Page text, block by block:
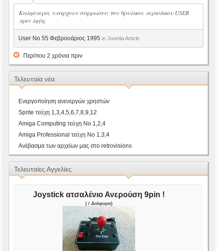
Καλησπερα, υπαρχουν σαρρωσεις του θρυλικου περιοδικου USER
προς ληψη;
User No 55 Φεβρουάριος 1995 in Joomla Article
Περίπου 2 χρόνια πριν
Τελευταία νέα
Ενεργοποίηση ανενεργών χρηστών
Sprite τεύχη 1,3,4,5,6,7,8,9,12
Amiga Computing τεύχη Νο 1,2,4
Amiga Professional τεύχη Νο 1,3,4
Ανέβασμα των αρχείων μας στο retrovisions
Τελευταίες Αγγελίες
Joystick ατσαλένιο Ανερούση 9pin !
( / Διάφορα)